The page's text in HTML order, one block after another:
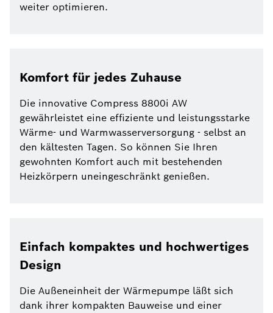
weiter optimieren.
Komfort für jedes Zuhause
Die innovative Compress 8800i AW
gewährleistet eine effiziente und leistungsstarke
Wärme- und Warmwasserversorgung - selbst an
den kältesten Tagen. So können Sie Ihren
gewohnten Komfort auch mit bestehenden
Heizkörpern uneingeschränkt genießen.
Einfach kompaktes und hochwertiges
Design
Die Außeneinheit der Wärmepumpe läßt sich
dank ihrer kompakten Bauweise und einer